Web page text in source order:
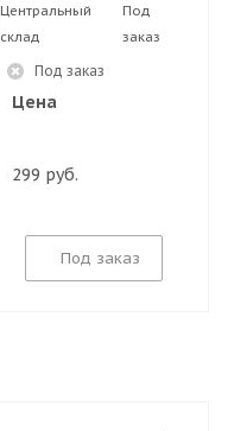
Центральный
склад
Под
заказ
Под заказ
Цена
299 руб.
Под заказ